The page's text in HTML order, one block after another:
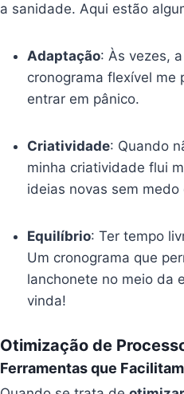
a sanidade. Aqui estão
Adaptação: Às vezes,
cronograma flexível me
entrar em pânico.
Criatividade: Quando
minha criatividade flui
ideias novas sem medo
Equilíbrio: Ter tempo
Um cronograma que
lanchonete no meio da
vinda!
Otimização de
Ferramentas que